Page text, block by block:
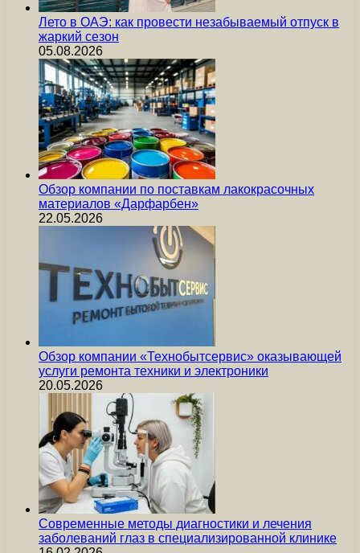
Лето в ОАЭ: как провести незабываемый отпуск в
жаркий сезон
05.08.2026
Обзор компании по поставкам лакокрасочных
материалов «Дарфарбен»
22.05.2026
Обзор компании «Технобытсервис» оказывающей
услуги ремонта техники и электроники
20.05.2026
Современные методы диагностики и лечения
заболеваний глаз в специализированной клинике